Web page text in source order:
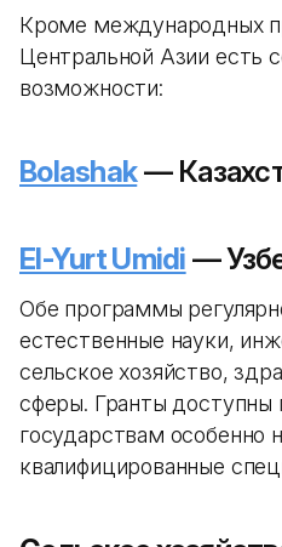
Кроме международных
Центральной Азии есть
возможности:
Bolashak—
El-Yurt Umidi —
Обе программы
естественные науки,
сельское хозяйство,
сферы. Гранты доступны
государствам особенно
квалифицированные